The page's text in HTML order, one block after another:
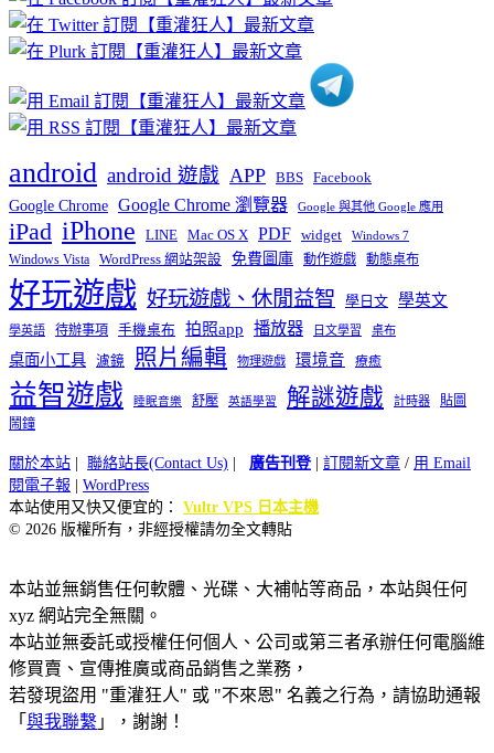
分
類
android android 遊戲 APP BBS Facebook
Google Chrome Google Chrome 瀏覽器 Google 與其他 Google 應用
iPad iPhone LINE Mac OS X PDF widget Windows 7
Windows Vista WordPress 網站架設 免費圖庫 動作遊戲 動態桌布
好玩遊戲 好玩遊戲、休閒益智 學日文 學英文
學英語 待辦事項 手機桌布 拍照app 播放器 日文學習 桌布
桌面小工具 濾鏡 照片編輯 物理遊戲 環境音 療癒
益智遊戲 睡眠音樂 舒壓 英語學習 解謎遊戲 計時器
貼圖
鬧鐘
關於本站 聯絡站長(Contact Us) 廣告刊登| 訂閱新文章 / 用 Email
閱電子報
WordPress
本站使用又快又便宜的： Vultr VPS 日本主機
© 2026 版權所有，非經授權請勿全文轉貼
本站並無銷售任何軟體、光碟、大補帖等商品，本站與任何
xyz 網站完全無關。
本站並無委託或授權任何個人、公司或第三者承辦任何電腦維
修買賣、宣傳推廣或商品銷售之業務，
若發現盜用 "重灌狂人" 或 "不來恩" 名義之行為，請協助通報
「 與我聯繫 」，謝謝！